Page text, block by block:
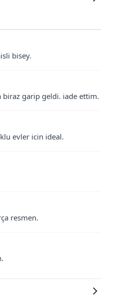
bisey.
garip geldi. iade ettim.
evler icin ideal.
resmen.